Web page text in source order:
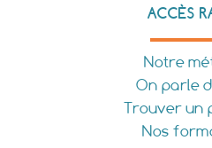
ACCÈS
Notre
On parle
Trouver un
Nos